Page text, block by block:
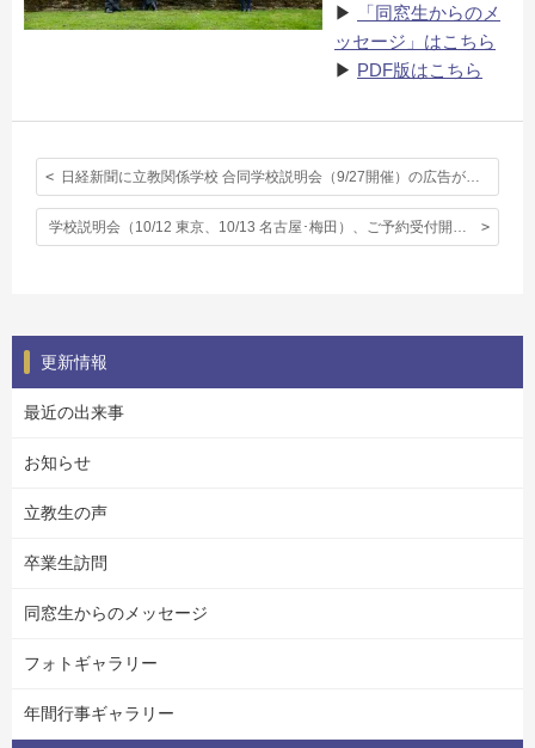
▶
「同窓生からのメ
ッセージ」はこちら
▶ PDF版はこちら
更新情報
最近の出来事
お知らせ
立教生の声
卒業生訪問
同窓生からのメッセージ
フォトギャラリー
年間行事ギャラリー